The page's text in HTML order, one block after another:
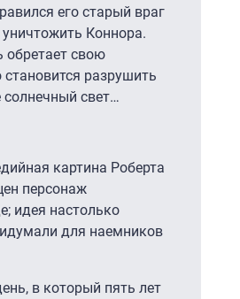
его старый враг
Коннора.
обретает свою
разрушить
солнечный свет…
картина Роберта
персонаж
идея настолько
для наемников
в который пять лет